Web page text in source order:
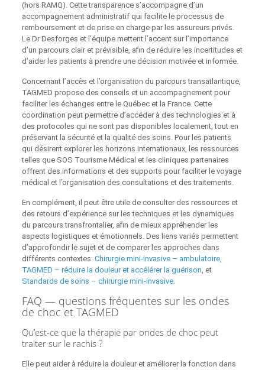
(hors RAMQ). Cette transparence s’accompagne d’un
accompagnement administratif qui facilite le processus de
remboursement et de prise en charge par les assureurs privés.
Le Dr Desforges et l’équipe mettent l’accent sur l’importance
d’un parcours clair et prévisible, afin de réduire les incertitudes et
d’aider les patients à prendre une décision motivée et informée.
Concernant l’accès et l’organisation du parcours transatlantique,
TAGMED propose des conseils et un accompagnement pour
faciliter les échanges entre le Québec et la France. Cette
coordination peut permettre d’accéder à des technologies et à
des protocoles qui ne sont pas disponibles localement, tout en
préservant la sécurité et la qualité des soins. Pour les patients
qui désirent explorer les horizons internationaux, les ressources
telles que SOS Tourisme Médical et les cliniques partenaires
offrent des informations et des supports pour faciliter le voyage
médical et l’organisation des consultations et des traitements.
En complément, il peut être utile de consulter des ressources et
des retours d’expérience sur les techniques et les dynamiques
du parcours transfrontalier, afin de mieux appréhender les
aspects logistiques et émotionnels. Des liens variés permettent
d’approfondir le sujet et de comparer les approches dans
différents contextes: Chirurgie mini-invasive – ambulatoire,
TAGMED – réduire la douleur et accélérer la guérison, et
Standards de soins – chirurgie mini-invasive.
FAQ — questions fréquentes sur les ondes
de choc et TAGMED
Qu’est-ce que la thérapie par ondes de choc peut
traiter sur le rachis ?
Elle peut aider à réduire la douleur et améliorer la fonction dans